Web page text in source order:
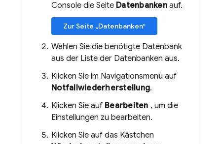
Console die Seite Datenbankenauf.
Zur Seite „Datenbanken“
Wählen Sie die benötigte Datenbank
aus der Liste der Datenbanken aus.
Klicken Sie im Navigationsmenü auf
Notfallwiederherstellung.
Klicken Sie auf Bearbeiten , um die
Einstellungen zu bearbeiten.
Klicken Sie auf das Kästchen